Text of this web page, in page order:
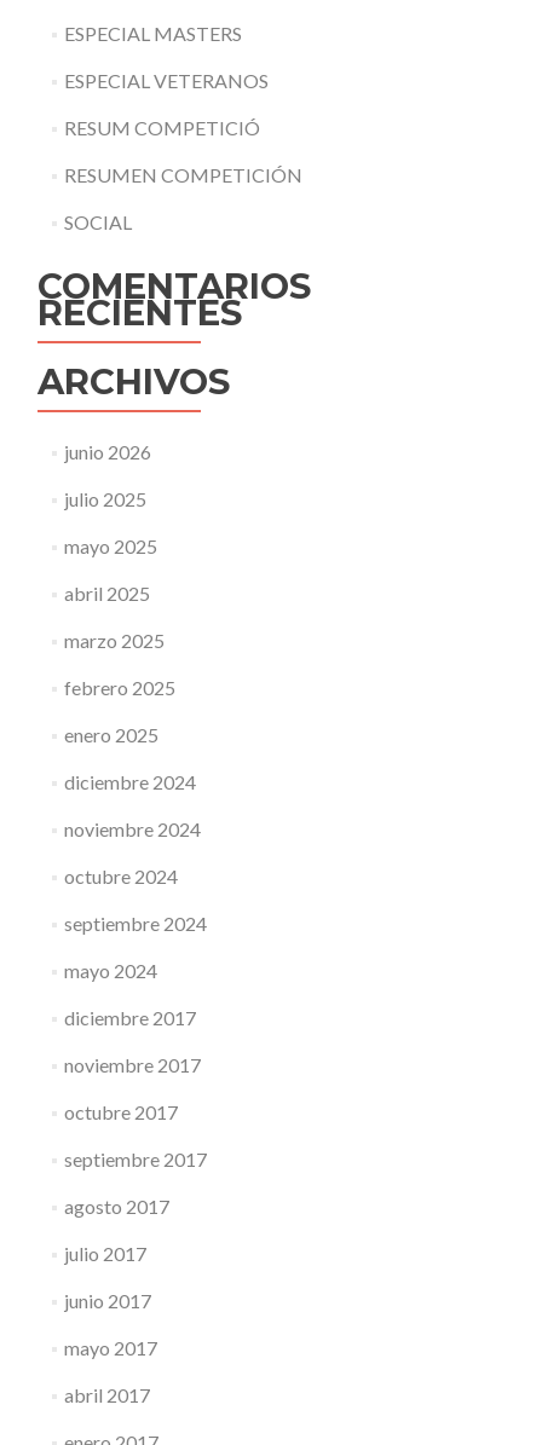
ESPECIAL MASTERS
ESPECIAL VETERANOS
RESUM COMPETICIÓ
RESUMEN COMPETICIÓN
SOCIAL
COMENTARIOS
RECIENTES
ARCHIVOS
junio 2026
julio 2025
mayo 2025
abril 2025
marzo 2025
febrero 2025
enero 2025
diciembre 2024
noviembre 2024
octubre 2024
septiembre 2024
mayo 2024
diciembre 2017
noviembre 2017
octubre 2017
septiembre 2017
agosto 2017
julio 2017
junio 2017
mayo 2017
abril 2017